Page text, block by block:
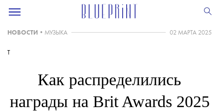
НОВОСТИ • МУЗЫКА 02 МАРТА 2025
T
Как распределились
награды на Brit Awards 2025